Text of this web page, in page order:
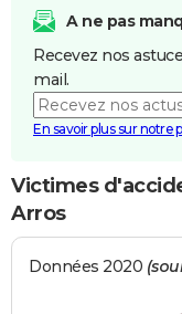
A ne pas
Recevez nos
mail.
En savoir plus sur notre
Victimes
Arros
Données 2020